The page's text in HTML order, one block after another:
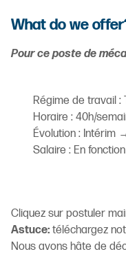
What do we
Pour ce poste de
Régime de travail :
Horaire : 40h/
Évolution : Intérim
Salaire : En
Cliquez sur postuler
Astuce: téléchargez
Nous avons hâte de